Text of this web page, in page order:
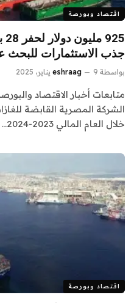
اقتصاد وبورصة
جذب الاستثمارات للبحث
بواسطة eshraag 9 يناير، 2025
متابعات أخبار الاقتصاد
الشركة المصرية القابضة
خلال العام المالي 2023-2024…
اقتصاد وبورصة